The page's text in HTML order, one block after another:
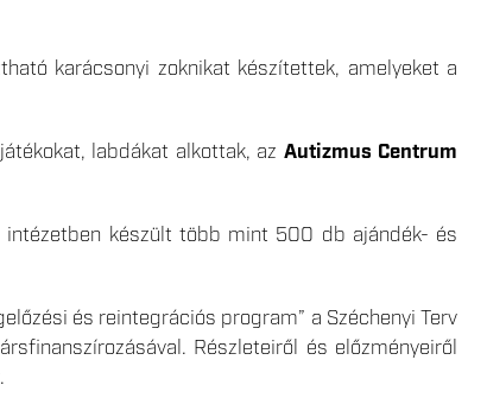
karácsonyi zoknikat készítettek, amelyeket a
labdákat alkottak, az Autizmus Centrum
készült több mint 500 db ajándék- és
és reintegrációs program” a Széchenyi Terv
Részleteiről és előzményeiről